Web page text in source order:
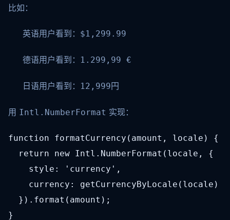
比如：
英语用户看到： $1,299.99
德语用户看到： 1.299,99 €
日语用户看到： 12,999円
用 Intl.NumberFormat 实现：
function formatCurrency(amount, locale) {
return new Intl.NumberFormat(locale, {
style: 'currency',
currency: getCurrencyByLocale(locale)
}).format(amount);
}